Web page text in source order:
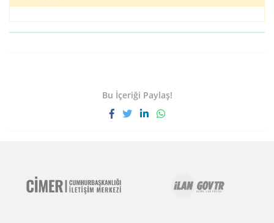
Bu İçeriği Paylaş!